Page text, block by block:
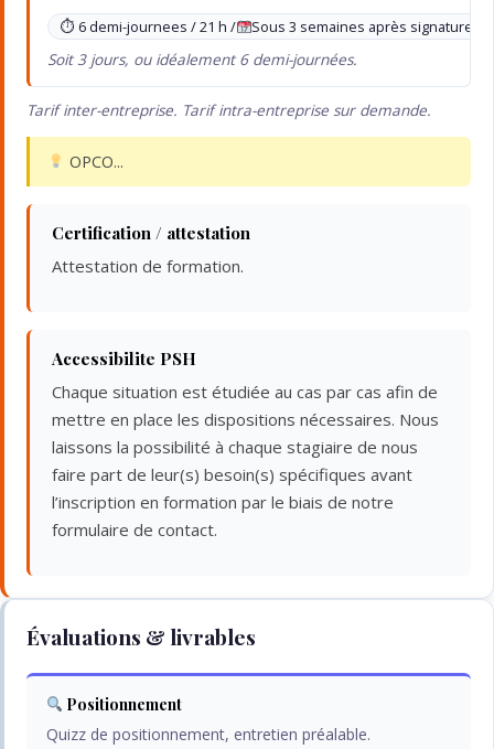
⏱ 6 demi-journees / 21 h / Sous 3 semaines après signatures
Soit 3 jours, ou idéalement 6 demi-journées.
Tarif inter-entreprise. Tarif intra-entreprise sur demande.
OPCO...
Certification / attestation
Attestation de formation.
Accessibilite PSH
Chaque situation est étudiée au cas par cas afin de
mettre en place les dispositions nécessaires. Nous
laissons la possibilité à chaque stagiaire de nous
faire part de leur(s) besoin(s) spécifiques avant
l’inscription en formation par le biais de notre
formulaire de contact.
Évaluations & livrables
Positionnement
Quizz de positionnement, entretien préalable.